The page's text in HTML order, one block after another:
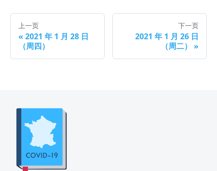
上一页
« 2021 年 1 月 28 日
（周四）
下一页
2021 年 1 月 26 日
（周二）
»